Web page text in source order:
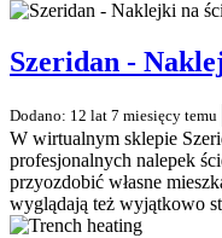
Szeridan -
Dodano: 12 lat 7 miesięcy temu
W wirtualnym sklepie
profesjonalnych nalepek
przyozdobić własne
wyglądają też wyjątkowo